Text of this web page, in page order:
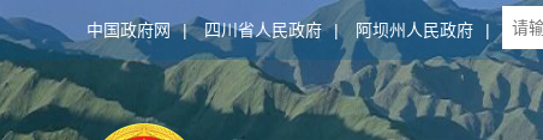
中国政府网 | 四川省人民政府 | 阿坝州人民政府 |